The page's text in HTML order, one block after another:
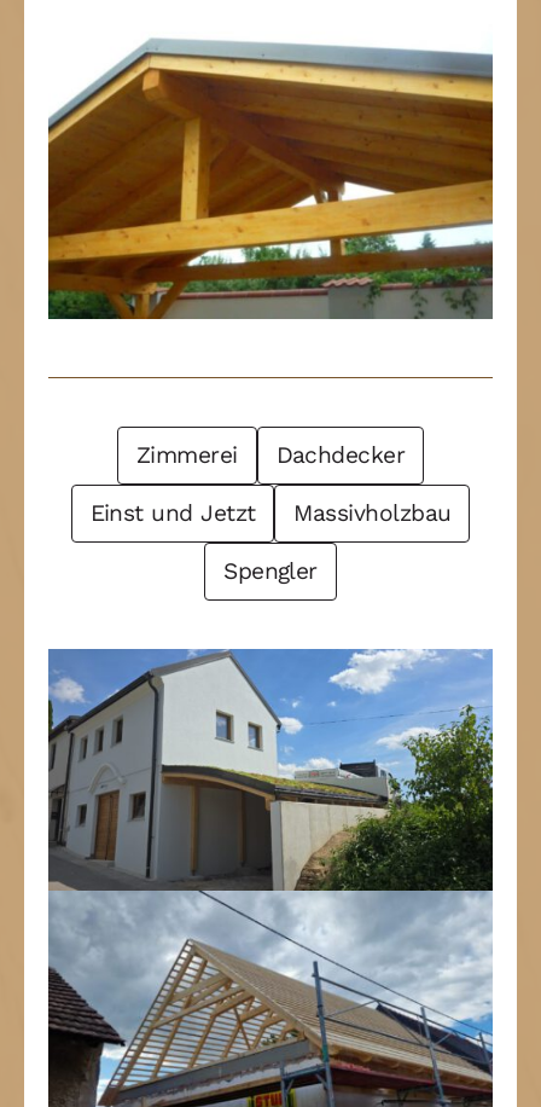
Post FilterZimmerei Dachdecker
Einst und Jetzt Massivholzbau
Spengler